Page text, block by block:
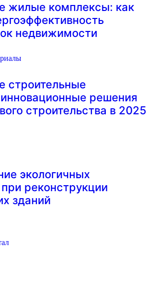
жилые комплексы: как
недвижимости
строительные
решения
строительства в 2025
экологичных
реконструкции
зданий